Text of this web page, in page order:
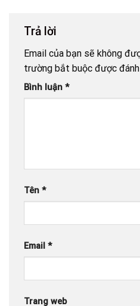
Trả lời
Email của bạn sẽ không
trường bắt buộc được
Bình luận *
Tên *
Email *
Trang web